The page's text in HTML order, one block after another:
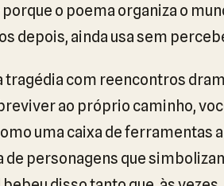
o poema organiza o
depois, ainda usa sem
tragédia com reencontros
ao próprio caminho,
uma caixa de ferramentas
de personagens que